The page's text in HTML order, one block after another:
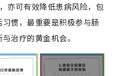
亦可有效降低患病风险，包
惯，最重要是积极参与肠
治疗的黄金机会。